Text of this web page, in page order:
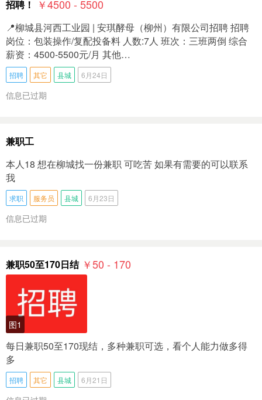
招聘！ ￥4500 - 5500
📍柳城县河西工业园 | 安琪酵母（柳州）有限公司招聘 招聘
岗位：包装操作/复配投备料 人数:7人 班次：三班两倒 综合
薪资：4500-5500元/月 其他…
招聘 其它 县城 6月24日
信息已过期
兼职工
本人18 想在柳城找一份兼职 可吃苦 如果有需要的可以联系
我
求职 服务员 县城 6月23日
信息已过期
兼职50至170日结 ￥50 - 170
图1
每日兼职50至170现结，多种兼职可选，看个人能力做多得
多
招聘 其它 县城 6月21日